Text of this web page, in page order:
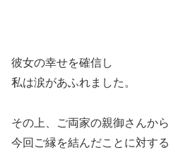
彼女の幸せを確信し
私は涙があふれました。
その上、ご両家の親御さんから
今回ご縁を結んだことに対する